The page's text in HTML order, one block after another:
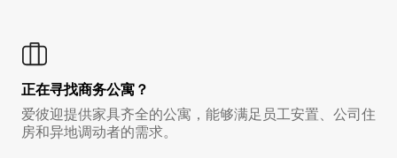
正在寻找商务公寓？
爱彼迎提供家具齐全的公寓，能够满足员工安置、公司住
房和异地调动者的需求。